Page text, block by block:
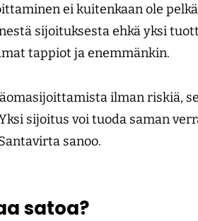
ei kuitenkaan ole
sijoituksesta ehkä yksi
tappiot ja enemmänkin.
ilman riskiä,
sijoitus voi tuoda saman
sanoo.
satoa?